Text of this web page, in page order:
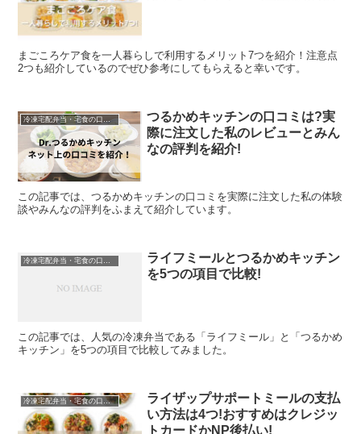
まごころケア食を一人暮らしで利用するメリット7つを紹介！注意点
2つも紹介しているのでぜひ参考にしてもらえると幸いです。
冷凍宅配弁当・宅食の口コミなど
つるかめキッチンの口コミは?実
際に注文した私のレビューとみん
なの評判を紹介!
この記事では、つるかめキッチンの口コミを実際に注文した私の体験
談やみんなの評判をふまえて紹介しています。
ライフミールとつるかめキッチン
を5つの項目で比較!
この記事では、人気の冷凍弁当である「ライフミール」と「つるかめ
キッチン」を5つの項目で比較してみました。
冷凍宅配弁当・宅食の口コミなど
ライザップサポートミールの支払
い方法は4つ!おすすめはクレジッ
トカードかNP後払い!